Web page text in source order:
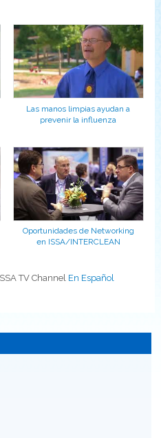
Las manos limpias ayudan a
prevenir la influenza
Oportunidades de Networking
en ISSA/INTERCLEAN
TV Channel En Español